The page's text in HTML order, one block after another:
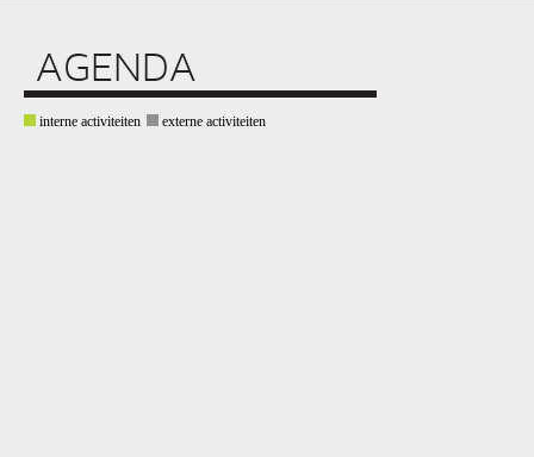
AGENDA
interne activiteiten externe activiteiten